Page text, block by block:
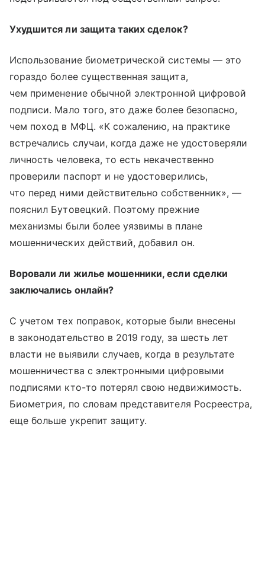
Ухудшится ли защита таких сделок?
Использование биометрической системы — это
гораздо более существенная защита,
чем применение обычной электронной цифровой
подписи. Мало того, это даже более безопасно,
чем поход в МФЦ. «К сожалению, на практике
встречались случаи, когда даже не удостоверяли
личность человека, то есть некачественно
проверили паспорт и не удостоверились,
что перед ними действительно собственник», —
пояснил Бутовецкий. Поэтому прежние
механизмы были более уязвимы в плане
мошеннических действий, добавил он.
Воровали ли жилье мошенники, если сделки
заключались онлайн?
С учетом тех поправок, которые были внесены
в законодательство в 2019 году, за шесть лет
власти не выявили случаев, когда в результате
мошенничества с электронными цифровыми
подписями кто-то потерял свою недвижимость.
Биометрия, по словам представителя Росреестра,
еще больше укрепит защиту.